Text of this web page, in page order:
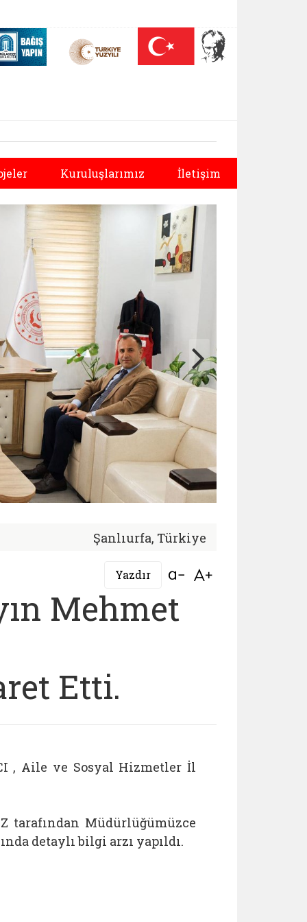
sekmede açılır)
On Yılı (yeni sekmede açılır)
Darülaceze bağış sayfası (yeni sekmede açılır)
Kuruluşlarımız İletişim
Sonraki
Şanlıurfa, Türkiye
Yazdır Bağlantıyı aç
Mehmet
Etti.
, Aile ve Sosyal Hizmetler İl
tarafından Müdürlüğümüzce
detaylı bilgi arzı yapıldı.